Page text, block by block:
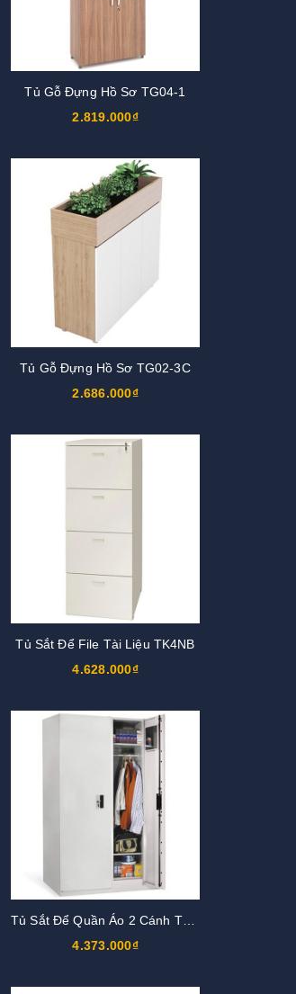
Tủ Gỗ Đựng Hồ Sơ TG04-1
2.819.000₫
Tủ Gỗ Đựng Hồ Sơ TG02-3C
2.686.000₫
Tủ Sắt Để File Tài Liệu TK4NB
4.628.000₫
Tủ Sắt Để Quần Áo 2 Cánh TST2-KV
4.373.000₫